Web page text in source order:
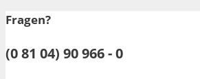
Fragen?
(0 81 04) 90 966 - 0